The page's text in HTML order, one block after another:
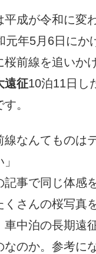
平成が令和に変
元年5月6日にか
桜前線を追いか
遠征10泊11日し
。
線なんてものは
事で同じ体感
くさんの桜写真
車中泊の長期遠
なのか。参考に